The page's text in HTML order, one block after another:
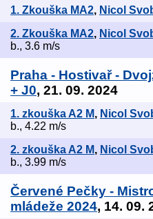
1. Zkouška MA2, Nicol
2. Zkouška MA2, Nicol
b., 3.6 m/s
Praha - Hostivař -
+ J0, 21. 09. 2024
1. zkouška A2 M, Nicol
b., 4.22 m/s
2. zkouška A2 M, Nicol
b., 3.99 m/s
Červené Pečky -
mládeže 2024, 14. 09.